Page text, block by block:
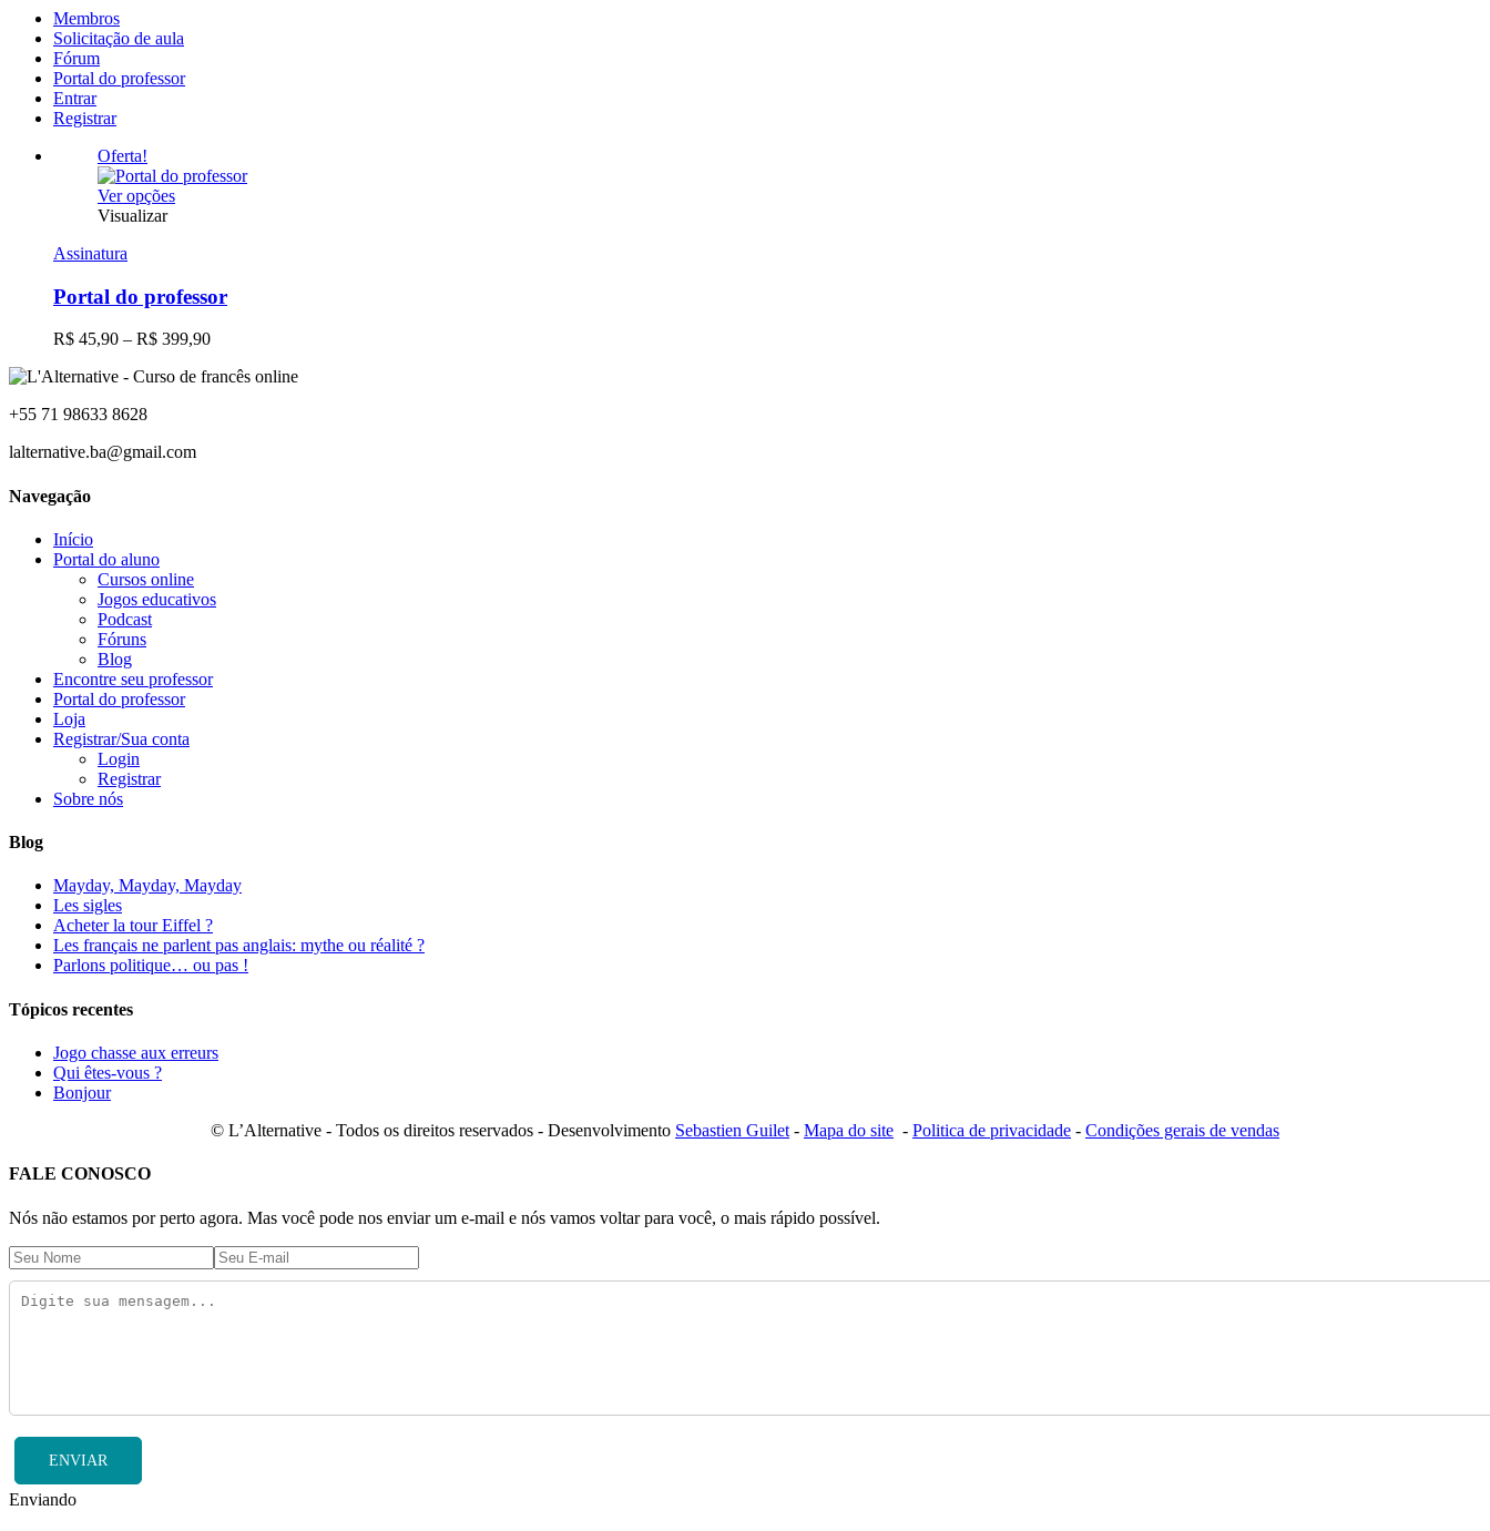
Membros
Solicitação de aula
Fórum
Portal do professor
Entrar
Registrar
Oferta!
Ver opçõesEste
As
podem
escolhidas
produto
Visualizar
Assinatura
Portal do professor
R$ 45,90 – R$ 399,90Faixa
preço:
+55 71 98633 8628
lalternative.ba@gmail.com
Navegação
Início
Portal do aluno
Cursos online
Jogos educativos
Podcast
Fóruns
Blog
Encontre seu professor
Portal do professor
Loja
Registrar/Sua conta
Login
Registrar
Sobre nós
Blog
Mayday, Mayday, Mayday
Les sigles
Acheter la tour Eiffel ?
Les français ne parlent pas anglais: mythe ou réalité ?
Parlons politique… ou pas !
Tópicos recentes
Jogo chasse aux erreurs
Qui êtes-vous ?
Bonjour
© L’Alternative - Todos os direitos reservados - Desenvolvimento Sebastien Guilet - Mapa do site - Politica de privacidade - Condições gerais de vendas
FALE CONOSCO
Nós não estamos por perto agora. Mas você pode nos enviar um e-mail e nós vamos voltar para você, o mais rápido possível.
ENVIAR
Enviando